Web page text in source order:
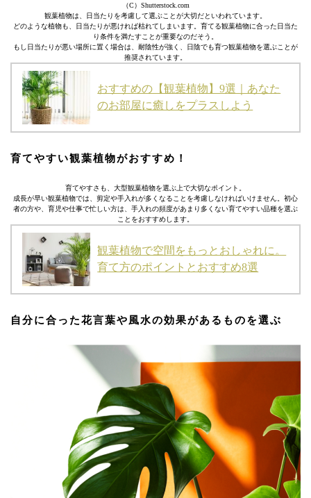
（C）Shutterstock.com
観葉植物は、日当たりを考慮して選ぶことが大切だといわれています。
どのような植物も、日当たりが悪ければ枯れてしまいます。育てる観葉植物に合った日当た
り条件を満たすことが重要なのだそう。
もし日当たりが悪い場所に置く場合は、耐陰性が強く、日陰でも育つ観葉植物を選ぶことが
推奨されています。
おすすめの【観葉植物】9選｜あなた
のお部屋に癒しをプラスしよう
育てやすい観葉植物がおすすめ！
育てやすさも、大型観葉植物を選ぶ上で大切なポイント。
成長が早い観葉植物では、剪定や手入れが多くなることを考慮しなければいけません。初心
者の方や、育児や仕事で忙しい方は、手入れの頻度があまり多くない育てやすい品種を選ぶ
ことをおすすめします。
観葉植物で空間をもっとおしゃれに。
育て方のポイントとおすすめ8選
自分に合った花言葉や風水の効果があるものを選ぶ